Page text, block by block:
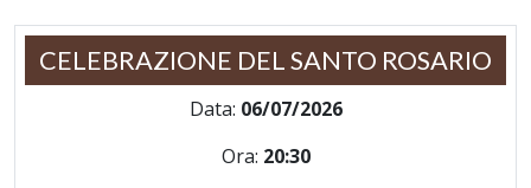
CELEBRAZIONE DEL SANTO ROSARIO
Data: 06/07/2026
Ora: 20:30